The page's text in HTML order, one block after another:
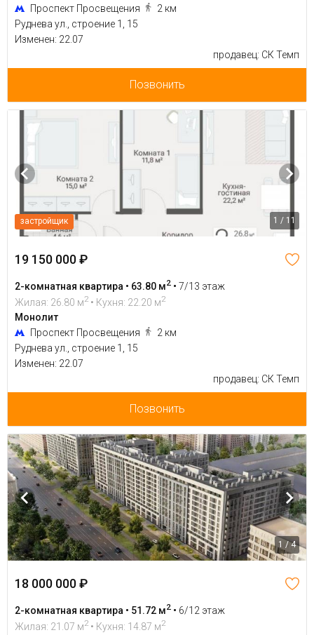
Проспект Просвещения
2 км
Руднева ул., строение 1, 15
Изменен: 22.07
продавец: СК Темп
Позвонить
застройщик 1 / 11
19 150 000 ₽
2-комнатная квартира • 63.80 м2 • 7/13 этаж
Жилая: 26.80 м2 • Кухня: 22.20 м2
Монолит
Проспект Просвещения
2 км
Руднева ул., строение 1, 15
Изменен: 22.07
продавец: СК Темп
Позвонить
1 / 4
18 000 000 ₽
2-комнатная квартира • 51.72 м2 • 6/12 этаж
Жилая: 21.07 м2 • Кухня: 14.87 м2